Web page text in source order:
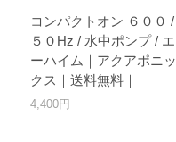
コンパクトオン ６００ /
５０Hz / 水中ポンプ / エ
ーハイム｜アクアポニッ
クス｜送料無料｜
4,400円